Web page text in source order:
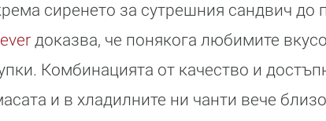
сиренето за сутрешния сандвич до
доказва, че понякога любимите
Комбинацията от качество и
и в хладилните ни чанти вече